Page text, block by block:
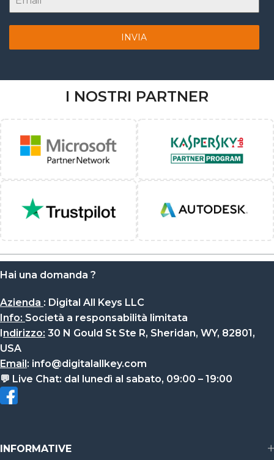
INVIA
I NOSTRI PARTNER
Hai una domanda ?
Azienda : Digital All Keys LLC
Info: Società a responsabilità limitata
Indirizzo: 30 N Gould St Ste R, Sheridan, WY, 82801,
USA
Email: info@digitalallkey.com
💬 Live Chat: dal lunedì al sabato, 09:00 – 19:00
INFORMATIVE